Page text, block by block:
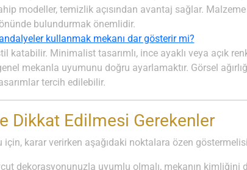
modeller, temizlik açısından avantaj sağlar.
önünde bulundurmak önemlidir.
kullanmak mekanı dar gösterir mi?
Minimalist tasarımlı, ince ayaklı veya açık
mekanla uyumunu doğru ayarlamaktır. Görsel
tercih edilebilir.
Dikkat Edilmesi Gerekenler
için, karar verirken aşağıdaki noktalara özen
dekorasyonunuzla uyumlu olmalı, mekanın kimliğini